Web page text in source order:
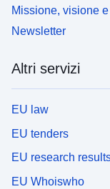
Missione, visione
Newsletter
Altri servizi
EU law
EU tenders
EU research
EU Whoiswho